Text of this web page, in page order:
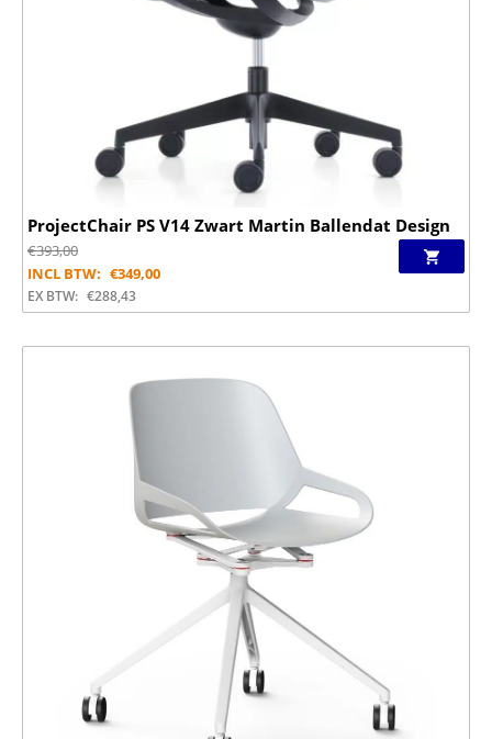
ProjectChair PS V14 Zwart Martin Ballendat Design
€393,00
INCL BTW: €349,00
EX BTW: €288,43